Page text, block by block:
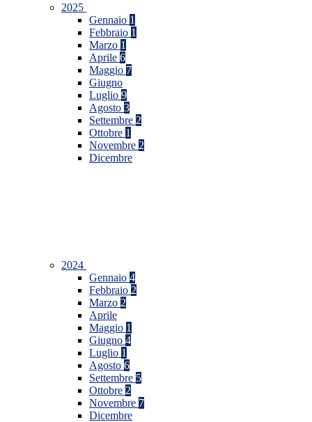
2025
Gennaio 1
Febbraio 1
Marzo 1
Aprile 6
Maggio 7
Giugno
Luglio 9
Agosto 3
Settembre 2
Ottobre 1
Novembre 2
Dicembre
2024
Gennaio 4
Febbraio 2
Marzo 2
Aprile
Maggio 1
Giugno 4
Luglio 1
Agosto 6
Settembre 5
Ottobre 2
Novembre 7
Dicembre